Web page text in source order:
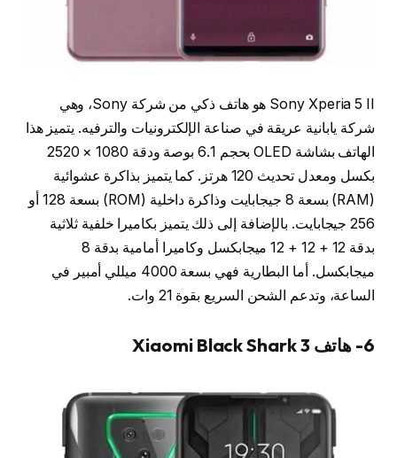
Sony Xperia 5 II هو هاتف ذكي من شركة Sony، وهي
شركة يابانية عريقة في صناعة الإلكترونيات والترفيه. يتميز هذا
الهاتف بشاشة OLED بحجم 6.1 بوصة ودقة 1080 × 2520
بكسل ومعدل تحديث 120 هرتز. كما يتميز بذاكرة عشوائية
(RAM) بسعة 8 جيجابايت وذاكرة داخلية (ROM) بسعة 128 أو
256 جيجابايت. بالإضافة إلى ذلك يتميز بكاميرا خلفية ثلاثية
بدقة 12 + 12 + 12 ميجابكسل وكاميرا أمامية بدقة 8
ميجابكسل. أما البطارية فهي بسعة 4000 ميللي أمبير في
الساعة، وتدعم الشحن السريع بقوة 21 وات.
6- هاتف Xiaomi Black Shark 3